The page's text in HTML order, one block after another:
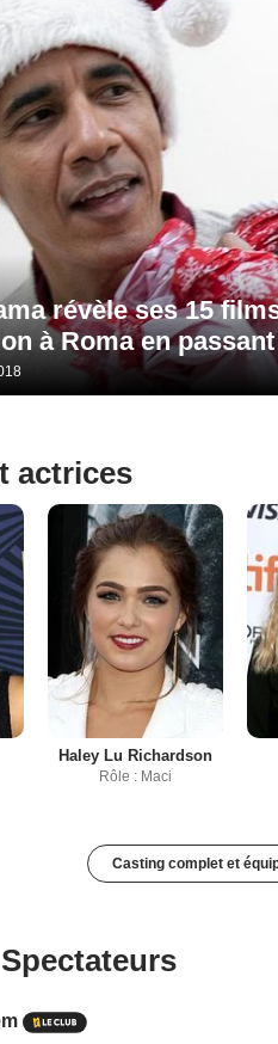
révèle ses 15
à Roma en
actrices
Haley Lu Richardson
Rôle : Maci
Casting complet et